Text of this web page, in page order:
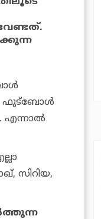
ഫുട്‌ബോള്‍
എന്നാല്‍
സിറിയ,